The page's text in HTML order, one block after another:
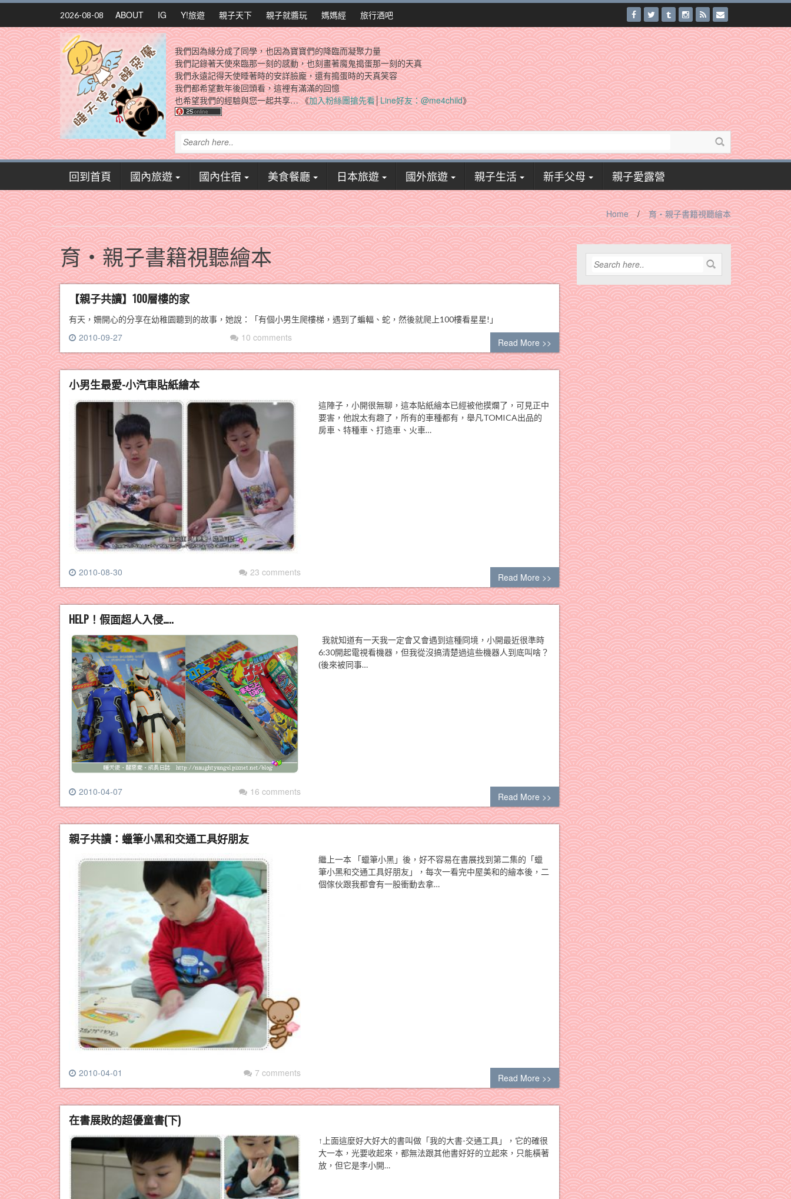
Skip
content
2026-08-08 ABOUT IG Y!旅遊 親子天下 親子就醬玩 媽媽經 旅行酒吧
我們因為緣分成了同學，也因為寶寶們的降臨而凝聚力量
我們記錄著天使來臨那一刻的感動，也刻畫著魔鬼搗蛋那一刻的天真
我們永遠記得天使睡著時的安詳臉龐，還有搗蛋時的天真笑容
我們都希望數年後回頭看，這裡有滿滿的回憶
也希望我們的經驗與您一起共享… 《加入粉絲團搶先看│Line好友：@me4child》
回到首頁 國內旅遊 國內住宿 美食餐廳 日本旅遊 國外旅遊 親子生活 新手父母 親子愛露營
Home / 育‧親子書籍視聽繪本
育‧親子書籍視聽繪本
【親子共讀】100層樓的家
有天，姍開心的分享在幼稚園聽到的故事，她說：「有個小男生爬樓梯，遇到了蝙輻、蛇，然後就爬上100樓看星星!」
2010-09-27 10 comments Read More >>
小男生最愛-小汽車貼紙繪本
2010-08-30 23 comments
這陣子，小開很無聊，這本貼紙繪本已經被他摸爛了，可見正中
要害，他說太有趣了，所有的車種都有，舉凡TOMICA出品的
房車、特種車、打造車、火車…
Read More >>
HELP！假面超人入侵…..
2010-04-07 16 comments
我就知道有一天我一定會又會遇到這種冏境，小開最近很準時
6:30開起電視看機器，但我從沒搞清楚過這些機器人到底叫啥？
(後來被同事…
Read More >>
親子共讀：蠟筆小黑和交通工具好朋友
2010-04-01 7 comments
繼上一本 「蠟筆小黑」後，好不容易在書展找到第二集的「蠟
筆小黑和交通工具好朋友」，每次一看完中屋美和的繪本後，二
個傢伙跟我都會有一股衝動去拿…
Read More >>
在書展敗的超優童書(下)
↑上面這麼好大好大的書叫做「我的大書-交通工具」，它的確很
大一本，光要收起來，都無法跟其他書好好的立起來，只能橫著
放，但它是李小開…